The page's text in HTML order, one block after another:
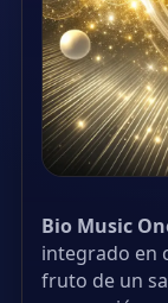
Bio Music
integrado en
fruto de un